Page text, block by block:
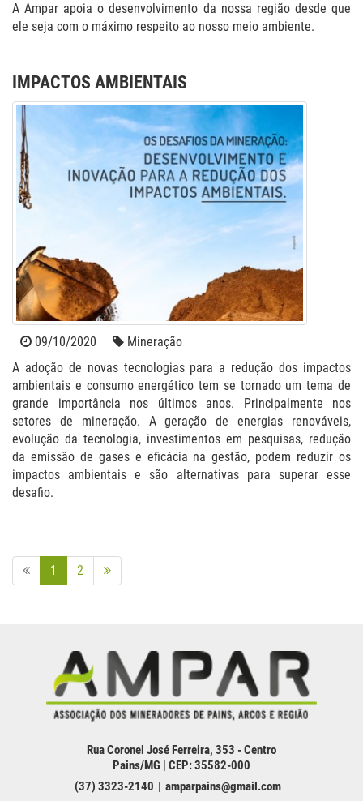
A Ampar apoia o desenvolvimento da nossa região desde que
ele seja com o máximo respeito ao nosso meio ambiente.
IMPACTOS AMBIENTAIS
09/10/2020
Mineração
A adoção de novas tecnologias para a redução dos impactos
ambientais e consumo energético tem se tornado um tema de
grande importância nos últimos anos. Principalmente nos
setores de mineração. A geração de energias renováveis,
evolução da tecnologia, investimentos em pesquisas, redução
da emissão de gases e eficácia na gestão, podem reduzir os
impactos ambientais e são alternativas para superar esse
desafio.
1 2
Rua Coronel José Ferreira, 353 - Centro
Pains/MG | CEP: 35582-000
(37) 3323-2140
amparpains@gmail.com